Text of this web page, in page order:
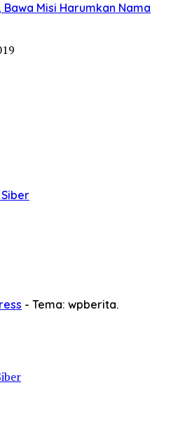
Bawa Misi Harumkan Nama
- Tema: wpberita.